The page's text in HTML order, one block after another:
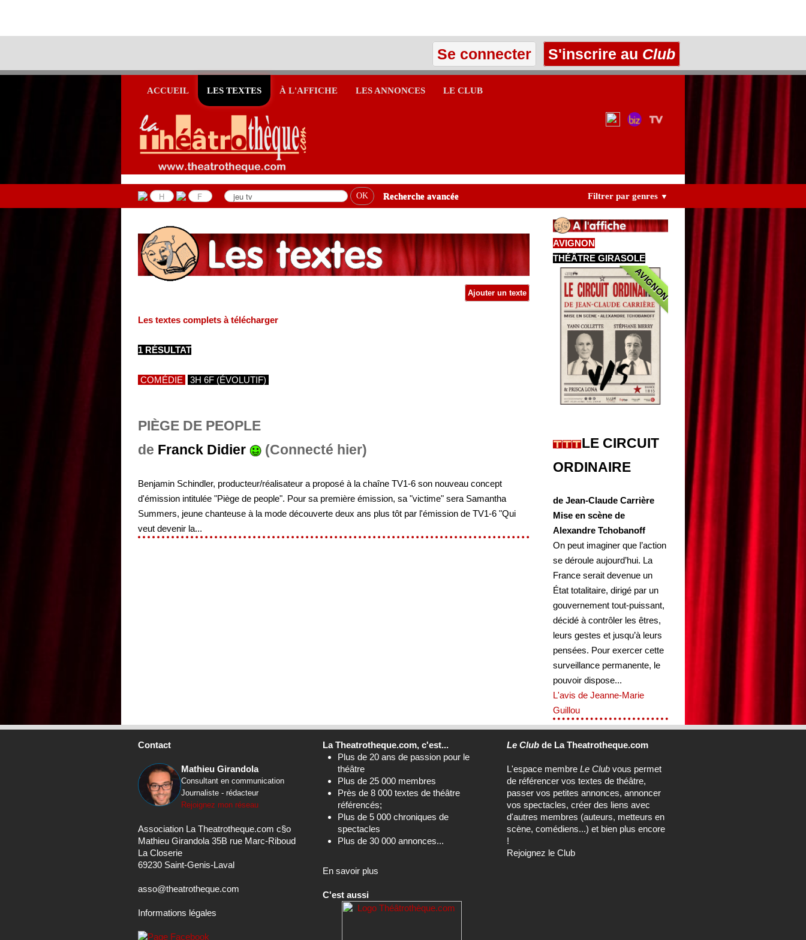
Se connecter S'inscrire au Club
ACCUEIL LES TEXTES À L'AFFICHE LES ANNONCES LE CLUB
Recherche avancée Filtrer par genres ▼
Ajouter un texte
Les textes complets à télécharger
1 RÉSULTAT
COMÉDIE 3H 6F (ÉVOLUTIF)
PIÈGE DE PEOPLE
de Franck Didier (Connecté hier)
Benjamin Schindler, producteur/réalisateur a proposé à la chaîne TV1-6 son nouveau concept
d'émission intitulée "Piège de people". Pour sa première émission, sa "victime" sera Samantha
Summers, jeune chanteuse à la mode découverte deux ans plus tôt par l'émission de TV1-6 "Qui
veut devenir la...
AVIGNON
THÉÂTRE GIRASOLE
AVIGNON
LE CIRCUIT
ORDINAIRE
de Jean-Claude Carrière
Mise en scène de
Alexandre Tchobanoff
On peut imaginer que l’action
se déroule aujourd’hui. La
France serait devenue un
État totalitaire, dirigé par un
gouvernement tout-puissant,
décidé à contrôler les êtres,
leurs gestes et jusqu’à leurs
pensées. Pour exercer cette
surveillance permanente, le
pouvoir dispose...
L'avis de Jeanne-Marie
Guillou
Contact
Mathieu Girandola
Consultant en communication
Journaliste - rédacteur
Rejoignez mon réseau
Association La Theatrotheque.com c§o
Mathieu Girandola 35B rue Marc-Riboud
La Closerie
69230 Saint-Genis-Laval
asso@theatrotheque.com
Informations légales
La Theatrotheque.com, c'est...
Plus de 20 ans de passion pour le
théâtre
Plus de 25 000 membres
Près de 8 000 textes de théâtre
référencés;
Plus de 5 000 chroniques de
spectacles
Plus de 30 000 annonces...
En savoir plus
C'est aussi
Le Club de La Theatrotheque.com
L'espace membreLe Club vous permet
de référencer vos textes de théâtre,
passer vos petites annonces, annoncer
vos spectacles, créer des liens avec
d'autres membres (auteurs, metteurs en
scène, comédiens...) et bien plus encore
!
Rejoignez le Club